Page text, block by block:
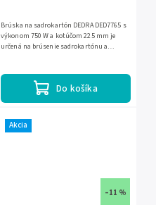
Do košíka
Brúska na sadrokartón DEDRA DED7765 s
výkonom 750 W a kotúčom 225 mm je
určená na brúsenie sadrokartónu a
Akcia
–11 %